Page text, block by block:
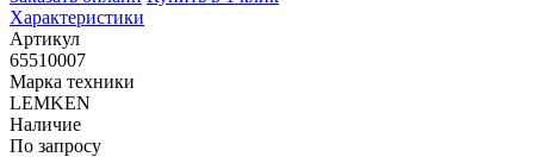
Характеристики
Артикул
65510007
Марка техники
LEMKEN
Наличие
По запросу